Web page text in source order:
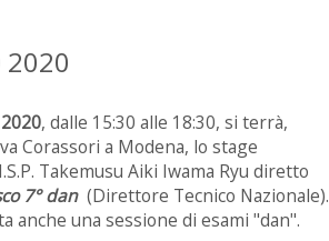
2020
, dalle 15:30 alle 18:30, si terrà,
Corassori a Modena, lo stage
Takemusu Aiki Iwama Ryu diretto
7° dan(Direttore Tecnico Nazionale).
anche una sessione di esami "dan".